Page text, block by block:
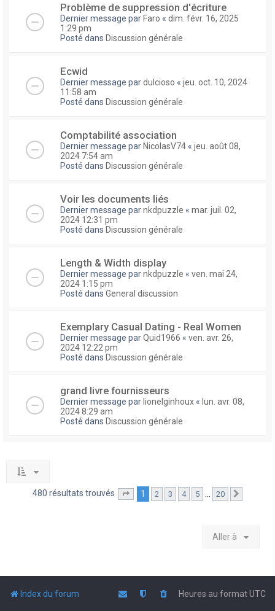
Problème de suppression d'écriture
Dernier message par Faro « dim. févr. 16, 2025
1:29 pm
Posté dans Discussion générale
Ecwid
Dernier message pardulcioso « jeu. oct. 10, 2024
11:58 am
Posté dans Discussion générale
Comptabilité association
Dernier message par NicolasV74 « jeu. août 08,
2024 7:54 am
Posté dans Discussion générale
Voir les documents liés
Dernier message parnkdpuzzle « mar. juil. 02,
2024 12:31 pm
Posté dans Discussion générale
Length & Width display
Dernier message parnkdpuzzle « ven. mai 24,
2024 1:15 pm
Posté dans General discussion
Exemplary Сasual Dating - Real Women
Dernier message parQuid1966 « ven. avr. 26,
2024 12:22 pm
Posté dans Discussion générale
grand livre fournisseurs
Dernier message par lionelginhoux « lun. avr. 08,
2024 8:29 am
Posté dans Discussion générale
480 résultats trouvés Page sur20
1 2 3 4 5 … 20
Aller à
Index du forum Heures au formatUTC